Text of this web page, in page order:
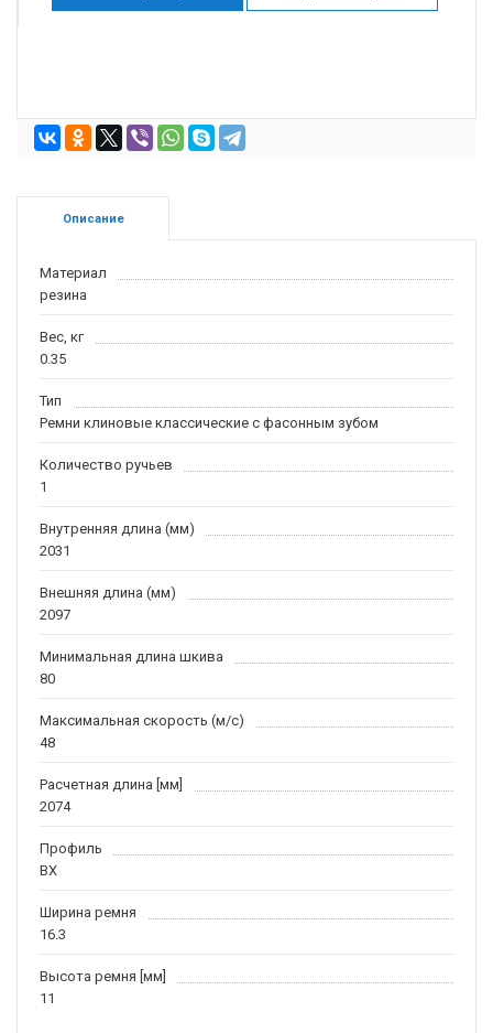
Описание
Материал
резина
Вес, кг
0.35
Тип
Ремни клиновые классические с фасонным зубом
Количество ручьев
1
Внутренняя длина (мм)
2031
Внешняя длина (мм)
2097
Минимальная длина шкива
80
Максимальная скорость (м/c)
48
Расчетная длина [мм]
2074
Профиль
BX
Ширина ремня
16.3
Высота ремня [мм]
11